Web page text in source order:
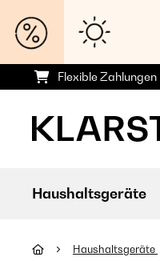
Flexible Zahlungen
Haushaltsgeräte
Haushaltsgeräte